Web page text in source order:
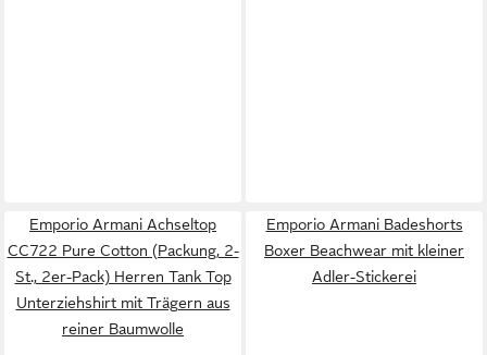
Emporio Armani Achseltop
CC722 Pure Cotton (Packung, 2-
St., 2er-Pack) Herren Tank Top
Unterziehshirt mit Trägern aus
reiner Baumwolle
Emporio Armani Badeshorts
Boxer Beachwear mit kleiner
Adler-Stickerei